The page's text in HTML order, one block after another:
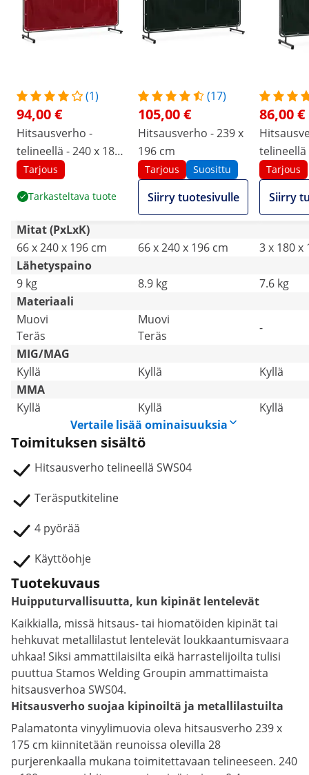
(1)
94,00 €
Hitsausverho -
telineellä - 240 x 180
cm
Tarjous
Tarkasteltava tuote
(17)
105,00 €
Hitsausverho - 239 x
196 cm
Tarjous Suosittu
Siirry tuotesivulle
86,00 €
telineellä
cm
Tarjous
Siirry
Mitat (PxLxK)
66 x 240 x 196 cm
66 x 240 x 196 cm
3 x 180 x
Lähetyspaino
9 kg
8.9 kg
7.6 kg
Materiaali
Muovi
Teräs
Muovi
Teräs
-
MIG/MAG
Kyllä
Kyllä
Kyllä
MMA
Kyllä
Kyllä
Kyllä
Vertaile lisää ominaisuuksia
Toimituksen sisältö
Hitsausverho telineellä SWS04
Teräsputkiteline
4 pyörää
Käyttöohje
Tuotekuvaus
Huipputurvallisuutta, kun kipinät lentelevät
Kaikkialla, missä hitsaus- tai hiomatöiden kipinät tai
hehkuvat metallilastut lentelevät loukkaantumisvaara
uhkaa! Siksi ammattilaisilta eikä harrastelijoilta tulisi
puuttua Stamos Welding Groupin ammattimaista
hitsausverhoa SWS04.
Hitsausverho suojaa kipinoiltä ja metallilastuilta
Palamatonta vinyylimuovia oleva hitsausverho 239 x
175 cm kiinnitetään reunoissa olevilla 28
purjerenkaalla mukana toimitettavaan telineeseen. 240